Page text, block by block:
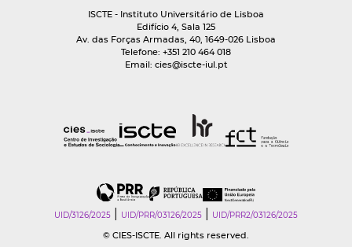
ISCTE - Instituto Universitário de Lisboa
Edifício 4, Sala 125
Av. das Forças Armadas, 40, 1649-026 Lisboa
Telefone: +351 210 464 018
Email: cies@iscte-iul.pt
UID/3126/2025 UID/PRR/03126/2025 UID/PRR2/03126/2025
© CIES-ISCTE. All rights reserved.